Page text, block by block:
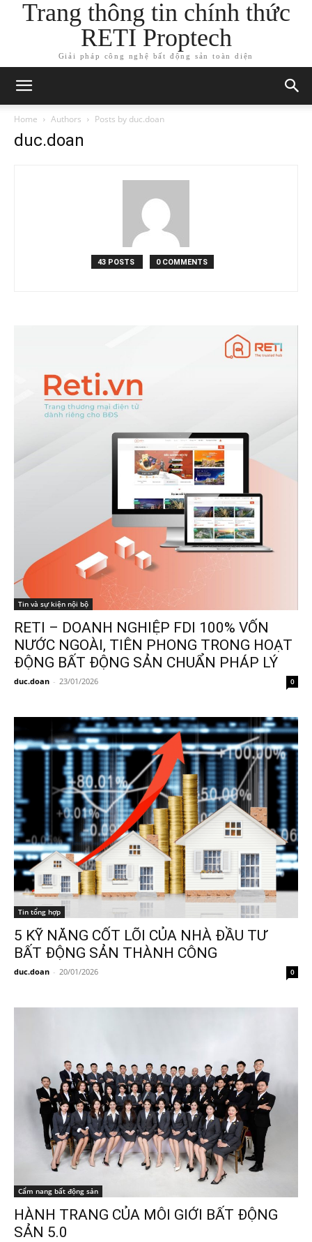
Trang thông tin chính thức
RETI Proptech
Giải pháp công nghệ bất động sản toàn diện
Home Authors Posts by duc.doan
duc.doan
43 POSTS 0 COMMENTS
Tin và sự kiện nội bộ
RETI – DOANH NGHIỆP FDI 100% VỐN
NƯỚC NGOÀI, TIÊN PHONG TRONG HOẠT
ĐỘNG BẤT ĐỘNG SẢN CHUẨN PHÁP LÝ
duc.doan - 23/01/2026 0
Tin tổng hợp
5 KỸ NĂNG CỐT LÕI CỦA NHÀ ĐẦU TƯ
BẤT ĐỘNG SẢN THÀNH CÔNG
duc.doan - 20/01/2026 0
Cẩm nang bất động sản
HÀNH TRANG CỦA MÔI GIỚI BẤT ĐỘNG
SẢN 5.0